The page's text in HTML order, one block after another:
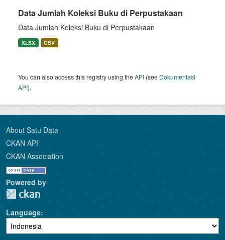
Data Jumlah Koleksi Buku di Perpustakaan
Data Jumlah Koleksi Buku di Perpustakaan
XLSX CSV
You can also access this registry using theAPI (see Dokumentasi
API).
About Satu Data
CKAN API
CKAN Association
Powered by
Language